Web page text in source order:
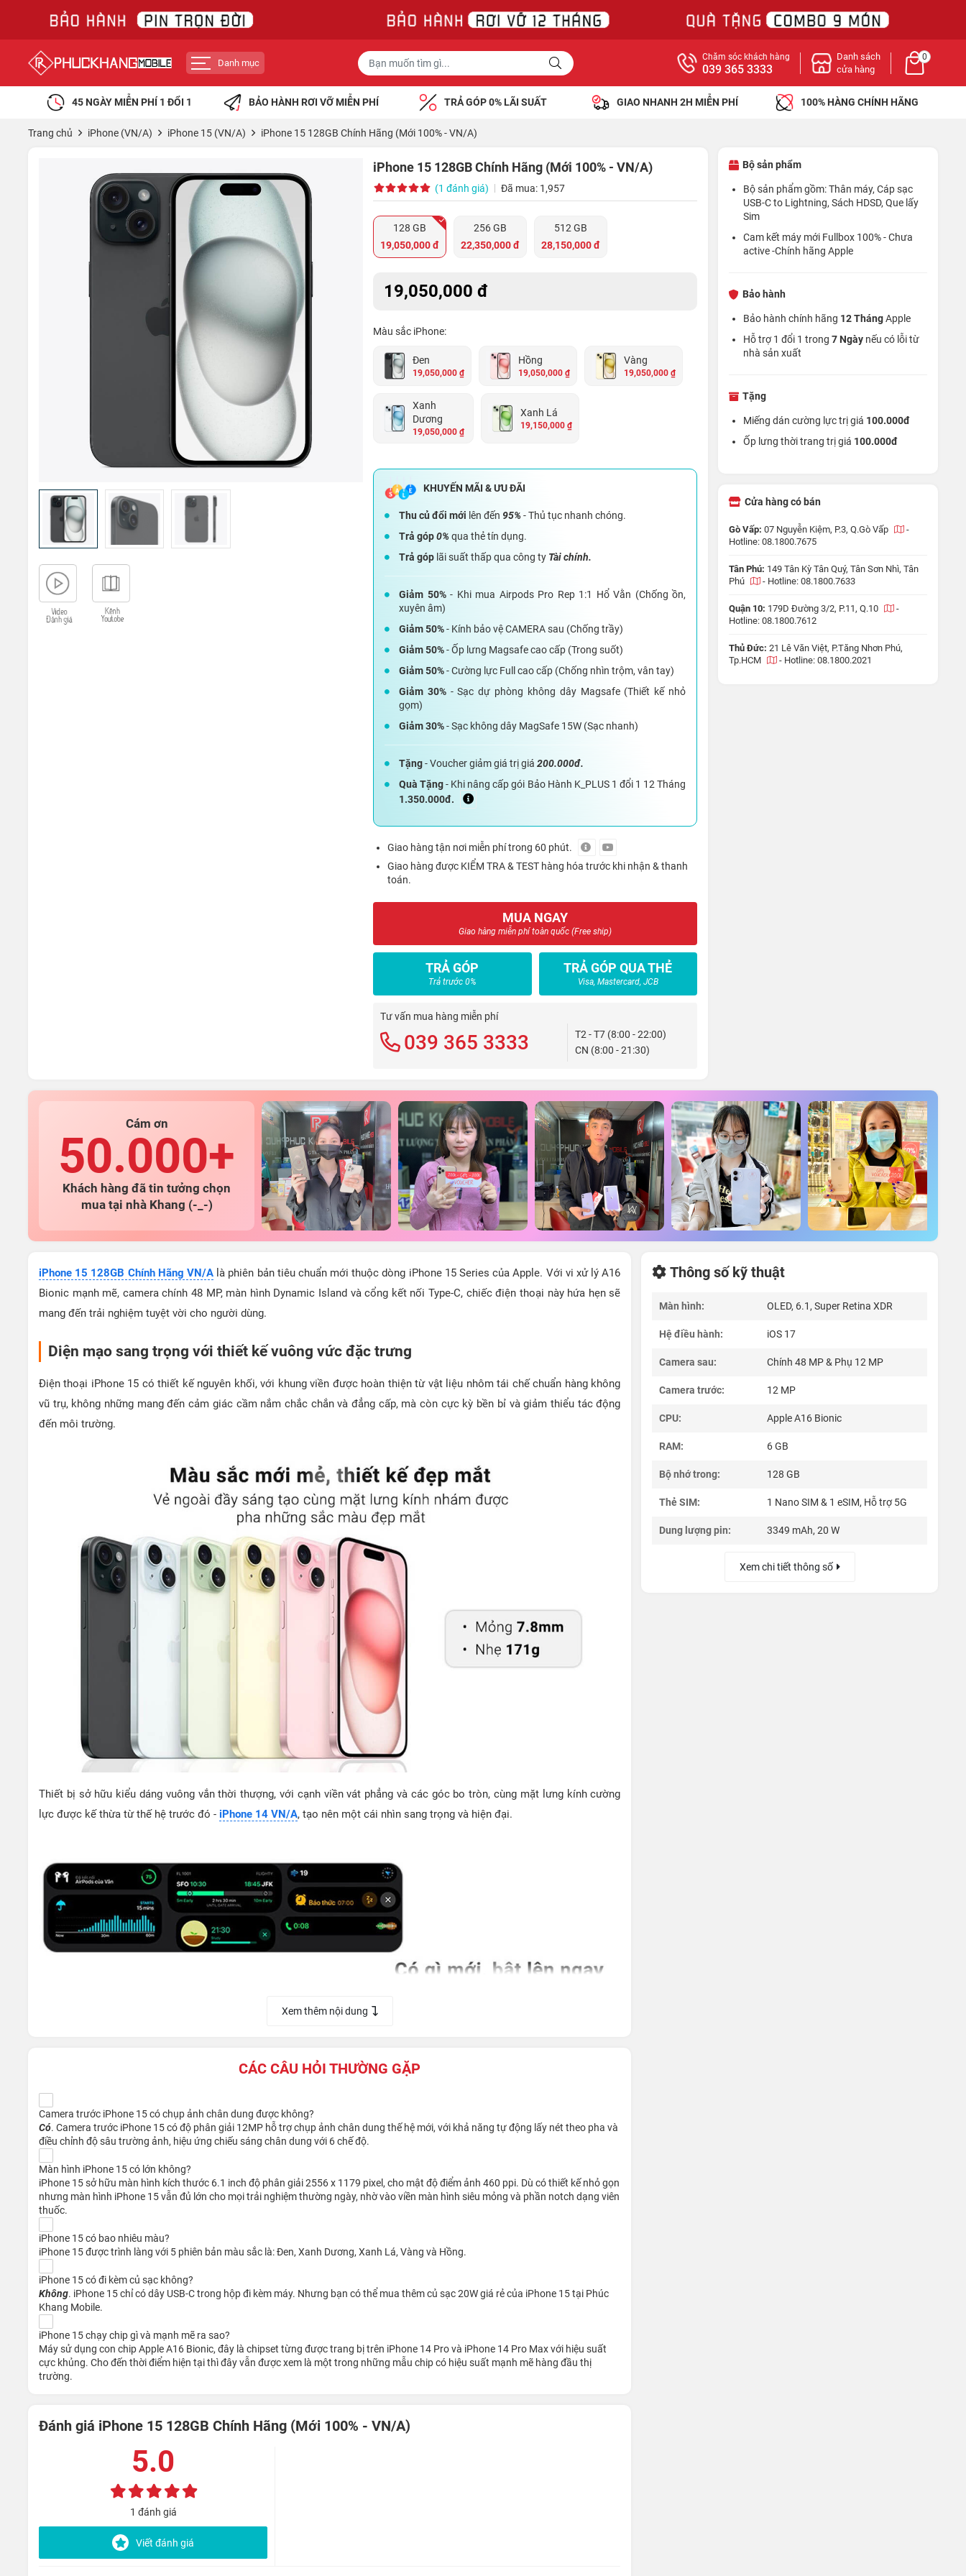
Danh mục
Chăm sóc khách hàng
039 365 3333
Danh sách
cửa hàng
0
45 NGÀY MIỄN PHÍ 1 ĐỔI 1 BẢO HÀNH RƠI VỠ MIỄN PHÍ TRẢ GÓP 0% LÃI SUẤT GIAO NHANH 2H MIỄN PHÍ 100% HÀNG CHÍNH HÃNG
Trang chủ iPhone (VN/A) iPhone 15 (VN/A) iPhone 15 128GB Chính Hãng (Mới 100% - VN/A)
iPhone 15 128GB Chính Hãng (Mới 100% - VN/A)
(1 đánh giá) Đã mua: 1,957
128 GB
19,050,000 đ
256 GB
22,350,000 đ
512 GB
28,150,000 đ
19,050,000 đ
Màu sắc iPhone:
Đen
19,050,000 ₫
Hồng
19,050,000 ₫
Vàng
19,050,000 ₫
Xanh
Dương
19,050,000 ₫
Xanh Lá
19,150,000 ₫
Thu củ đổi mới lên đến 95%- Thủ tục nhanh chóng.
Trả góp0%qua thẻ tín dụng.
Trả góp lãi suất thấp qua công ty Tài chính.
Giảm 50%- Khi mua Airpods Pro Rep 1:1 Hổ Vằn (Chống ồn,
xuyên âm)
Giảm 50%- Kính bảo vệ CAMERA sau (Chống trầy)
Giảm 50%- Ốp lưng Magsafe cao cấp (Trong suốt)
Giảm 50%- Cường lực Full cao cấp (Chống nhìn trộm, vân tay)
Giảm 30%- Sạc dự phòng không dây Magsafe (Thiết kế nhỏ
gọm)
Giảm 30%- Sạc không dây MagSafe 15W (Sạc nhanh)
Tặng- Voucher giảm giá trị giá 200.000đ.
Quà Tặng- Khi nâng cấp gói Bảo Hành K_PLUS 1 đổi 1 12 Tháng
1.350.000đ.
Giao hàng tận nơi miễn phí trong 60 phút.
Giao hàng được KIỂM TRA & TEST hàng hóa trước khi nhận & thanh
toán.
MUA NGAY
Giao hàng miễn phí toàn quốc (Free ship)
TRẢ GÓP
Trả trước 0%
TRẢ GÓP QUA THẺ
Visa, Mastercard, JCB
Tư vấn mua hàng miễn phí
039 365 3333
T2 - T7 (8:00 - 22:00)
CN (8:00 - 21:30)
Bộ sản phẩm
Bộ sản phẩm gồm: Thân máy, Cáp sạc
USB-C to Lightning, Sách HDSD, Que lấy
Sim
Cam kết máy mới Fullbox 100% - Chưa
active -Chính hãng Apple
Bảo hành
Bảo hành chính hãng 12 ThángApple
Hỗ trợ 1 đổi 1 trong 7 Ngày nếu có lỗi từ
nhà sản xuất
Tặng
Miếng dán cường lực trị giá 100.000đ
Ốp lưng thời trang trị giá 100.000đ
Cửa hàng có bán
Gò Vấp: 07 Nguyễn Kiệm, P.3, Q.Gò Vấp
-
Hotline: 08.1800.7675
Tân Phú: 149 Tân Kỳ Tân Quý, Tân Sơn Nhì, Tân
Phú
- Hotline: 08.1800.7633
Quận 10: 179D Đường 3/2, P.11, Q.10
-
Hotline: 08.1800.7612
Thủ Đức: 21 Lê Văn Việt, P.Tăng Nhơn Phú,
Tp.HCM
- Hotline: 08.1800.2021
Cám ơn
50.000+
Khách hàng đã tin tưởng chọn
mua tại nhà Khang (-_-)
iPhone 15 128GB Chính Hãng VN/Alà phiên bản tiêu chuẩn mới thuộc dòng iPhone 15 Series của Apple. Với vi xử lý A16
Bionic mạnh mẽ, camera chính 48 MP, màn hình Dynamic Island và cổng kết nối Type-C, chiếc điện thoại này hứa hẹn sẽ
mang đến trải nghiệm tuyệt vời cho người dùng.
Diện mạo sang trọng với thiết kế vuông vức đặc trưng
Điện thoại iPhone 15 có thiết kế nguyên khối, với khung viền được hoàn thiện từ vật liệu nhôm tái chế chuẩn hàng không
vũ trụ, không những mang đến cảm giác cầm nắm chắc chắn và đẳng cấp, mà còn cực kỳ bền bỉ và giảm thiểu tác động
đến môi trường.
Thiết bị sở hữu kiểu dáng vuông vắn thời thượng, với cạnh viền vát phẳng và các góc bo tròn, cùng mặt lưng kính cường
lực được kế thừa từ thế hệ trước đó - iPhone 14 VN/A, tạo nên một cái nhìn sang trọng và hiện đại.
Mặt trước của máy được trang bị một màn hình phẳng, với việc loại bỏ notch kiểu tai thỏ truyền thống và thay thế bằng
một hình notch mới có tên gọi Dynamic Island. Sự thay đổi này không chỉ giúp tối ưu hóa không gian hiển thị, mà còn tạo
Cổng sạc theo chuẩn Type-C
Ngoài việc loại bỏ notch tai thỏ, Apple cũng đã thay thế cổng kết nối Lightning đặc trưng của nhà Táo bằng cổng Type-C
quen thuộc trên iPhone 15. Điều này đồng nghĩa với việc người dùng đã có thể kết nối với các thiết bị và phụ kiện khác dễ
dàng hơn.
Xem thêm nội dung
CÁC CÂU HỎI THƯỜNG GẶP
Camera trước iPhone 15 có chụp ảnh chân dung được không?
Có. Camera trước iPhone 15 có độ phân giải 12MP hỗ trợ chụp ảnh chân dung thế hệ mới, với khả năng tự động lấy nét theo pha và
điều chỉnh độ sâu trường ảnh, hiệu ứng chiếu sáng chân dung với 6 chế độ.
Màn hình iPhone 15 có lớn không?
iPhone 15 sở hữu màn hình kích thước 6.1 inch độ phân giải 2556 x 1179 pixel, cho mật độ điểm ảnh 460 ppi. Dù có thiết kế nhỏ gọn
nhưng màn hình iPhone 15 vẫn đủ lớn cho mọi trải nghiệm thường ngày, nhờ vào viền màn hình siêu mỏng và phần notch dạng viên
thuốc.
iPhone 15 có bao nhiêu màu?
iPhone 15 được trình làng với 5 phiên bản màu sắc là: Đen, Xanh Dương, Xanh Lá, Vàng và Hồng.
iPhone 15 có đi kèm củ sạc không?
Không. iPhone 15 chỉ có dây USB-C trong hộp đi kèm máy. Nhưng bạn có thể mua thêm củ sạc 20W giá rẻ của iPhone 15 tại Phúc
Khang Mobile.
iPhone 15 chạy chip gì và mạnh mẽ ra sao?
Máy sử dụng con chip Apple A16 Bionic, đây là chipset từng được trang bị trên iPhone 14 Pro và iPhone 14 Pro Max với hiệu suất
cực khủng. Cho đến thời điểm hiện tại thì đây vẫn được xem là một trong những mẫu chip có hiệu suất mạnh mẽ hàng đầu thị
trường.
Đánh giá iPhone 15 128GB Chính Hãng (Mới 100% - VN/A)
5.0
1 đánh giá
Viết đánh giá
Thông số kỹ thuật
Màn hình: OLED, 6.1, Super Retina XDR
Hệ điều hành: iOS 17
Camera sau: Chính 48 MP & Phụ 12 MP
Camera trước: 12 MP
CPU: Apple A16 Bionic
RAM: 6 GB
Bộ nhớ trong: 128 GB
Thẻ SIM: 1 Nano SIM & 1 eSIM, Hỗ trợ 5G
Dung lượng pin: 3349 mAh, 20 W
Xem chi tiết thông số